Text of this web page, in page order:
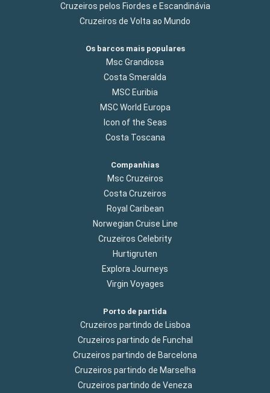
Cruzeiros pelos Fiordes e Escandinávia
Cruzeiros de Volta ao Mundo
Os barcos mais populares
Msc Grandiosa
Costa Smeralda
MSC Euribia
MSC World Europa
Icon of the Seas
Costa Toscana
Companhias
Msc Cruzeiros
Costa Cruzeiros
Royal Caribean
Norwegian Cruise Line
Cruzeiros Celebrity
Hurtigruten
Explora Journeys
Virgin Voyages
Porto de partida
Cruzeiros partindo de Lisboa
Cruzeiros partindo de Funchal
Cruzeiros partindo de Barcelona
Cruzeiros partindo de Marselha
Cruzeiros partindo de Veneza